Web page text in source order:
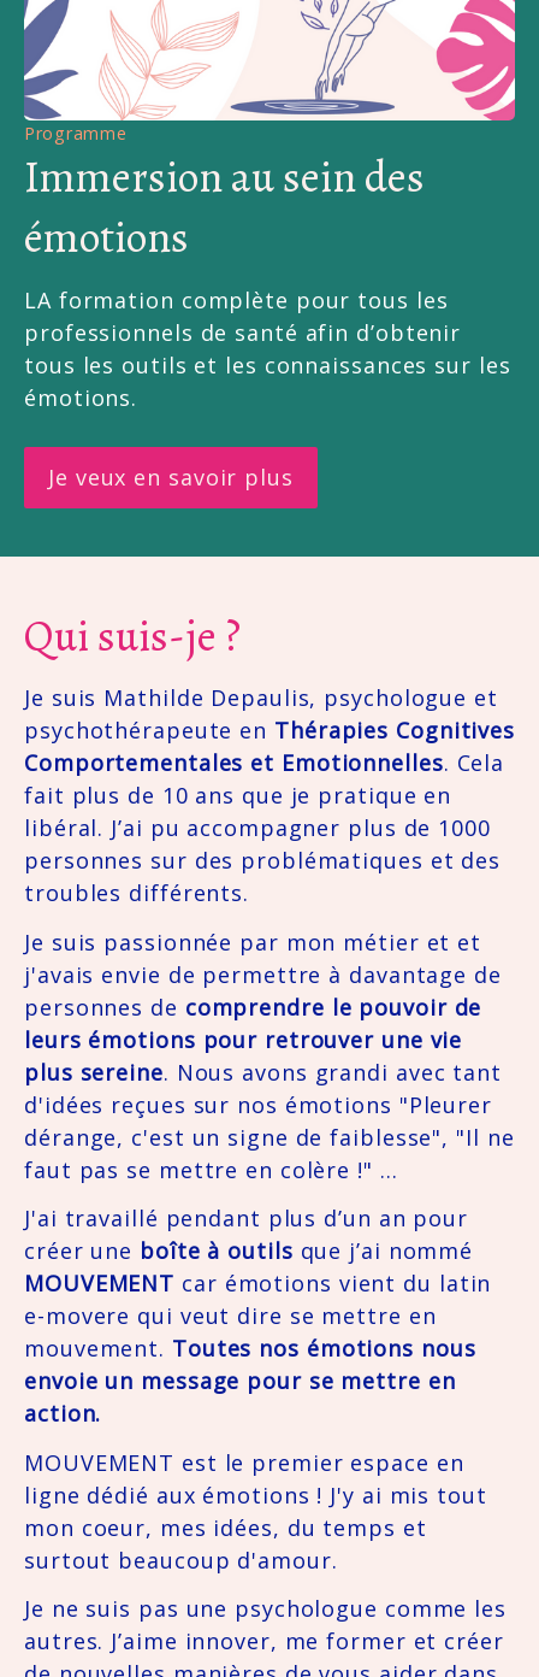
Programme
Immersion au sein des
émotions
LA formation complète pour tous les
professionnels de santé afin d’obtenir
tous les outils et les connaissances sur les
émotions.
Je veux en savoir plus
Qui suis-je ?
Je suis Mathilde Depaulis, psychologue et
psychothérapeute en Thérapies Cognitives
Comportementales et Emotionnelles. Cela
fait plus de 10 ans que je pratique en
libéral. J’ai pu accompagner plus de 1000
personnes sur des problématiques et des
troubles différents.
Je suis passionnée par mon métier et et
j'avais envie de permettre à davantage de
personnes de comprendre le pouvoir de
leurs émotions pour retrouver une vie
plus sereine. Nous avons grandi avec tant
d'idées reçues sur nos émotions "Pleurer
dérange, c'est un signe de faiblesse", "Il ne
faut pas se mettre en colère !" ...
J'ai travaillé pendant plus d’un an pour
créer une boîte à outils
MOUVEMENT car émotions vient du latin
e-movere qui veut dire se mettre en
mouvement. Toutes nos émotions nous
envoie un message pour se mettre en
action.
MOUVEMENT est le premier espace en
ligne dédié aux émotions ! J'y ai mis tout
mon coeur, mes idées, du temps et
surtout beaucoup d'amour.
Je ne suis pas une psychologue comme les
autres. J’aime innover, me former et créer